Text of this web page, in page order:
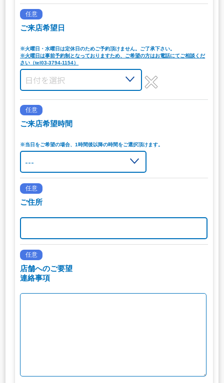
任意
ご来店希望日
※火曜日・水曜日は定休日のためご予約頂けません。ご了承下さい。
※火曜日は事前予約制となっておりますため、ご希望の方はお電話にてご相談くだ
さい（tel03-3794-1154）
任意
ご来店希望時間
※当日をご希望の場合、1時間後以降の時間をご選択頂けます。
任意
ご住所
任意
店舗へのご要望
連絡事項